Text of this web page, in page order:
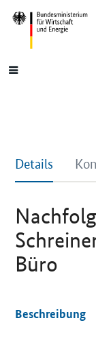
Hauptmenü
Details
Büro
Beschreibung